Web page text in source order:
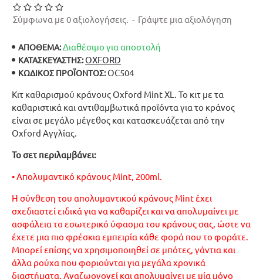
Κιτ καθαρισμού κράνους Oxford Mint XL. Το κιτ με τα
καθαριστικά και αντιθαμβωτικά προϊόντα για το κράνος
είναι σε μεγάλο μέγεθος και κατασκευάζεται από την
Oxford Αγγλίας.
Το σετ περιλαμβάνει:
• Απολυμαντικό κράνους Mint, 200ml.
Η σύνθεση του απολυμαντικού κράνους Mint έχει
σχεδιαστεί ειδικά για να καθαρίζει και να απολυμαίνει με
ασφάλεια το εσωτερικό ύφασμα του κράνους σας, ώστε να
έχετε μια πιο φρέσκια εμπειρία κάθε φορά που το φοράτε.
Μπορεί επίσης να χρησιμοποιηθεί σε μπότες, γάντια και
άλλα ρούχα που φοριούνται για μεγάλα χρονικά
διαστήματα. Αναζωογονεί και απολυμαίνει με μία μόνο
ΑΠΟΘΕΜΑ:Διαθέσιμο για αποστολή
ΚΑΤΑΣΚΕΥΑΣΤΉΣ: OXFORD
ΚΩΔΙΚΌΣ ΠΡΟΪΌΝΤΟΣ: OC504
Σύμφωνα με 0 αξιολογήσεις. - Γράψτε μια αξιολόγηση